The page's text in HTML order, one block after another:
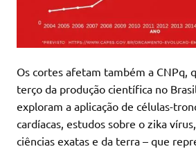
Os cortes afetam também a CNPq,
terço da produção científica no
exploram a aplicação de células-
cardíacas, estudos sobre o zika
ciências exatas e da terra – que